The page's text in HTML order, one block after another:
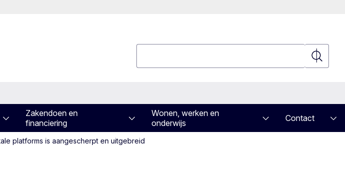
Zoeken
Zakendoen en
financiering
Wonen, werken en
onderwijs
Contact
platforms is aangescherpt en uitgebreid